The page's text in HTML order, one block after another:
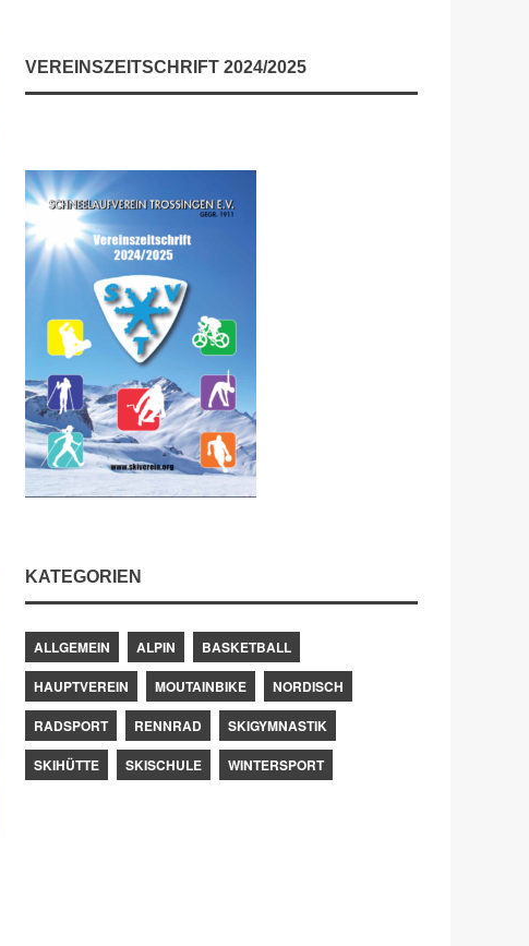
VEREINSZEITSCHRIFT 2024/2025
KATEGORIEN
ALLGEMEIN ALPIN
BASKETBALL
HAUPTVEREIN
MOUTAINBIKE
NORDISCH
RADSPORT
RENNRAD
SKIGYMNASTIK
SKIHÜTTE
SKISCHULE WINTERSPORT